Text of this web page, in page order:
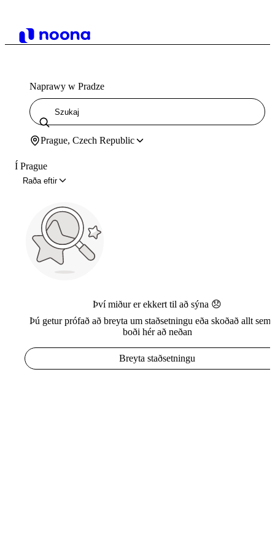
Naprawy w Pradze
Prague, Czech Republic
Í Prague
Raða eftir
Því miður er ekkert til að sýna 😞
Þú getur prófað að breyta um staðsetningu eða skoðað allt sem
boði hér að neðan
Breyta staðsetningu